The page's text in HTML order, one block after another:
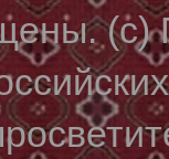
(с)